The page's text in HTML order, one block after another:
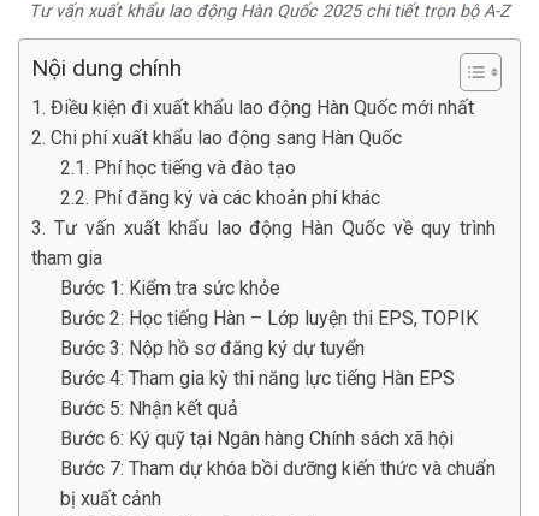
Tư vấn xuất khẩu lao động Hàn Quốc 2025 chi tiết trọn bộ A-Z
Nội dung chính
1. Điều kiện đi xuất khẩu lao động Hàn Quốc mới nhất
2. Chi phí xuất khẩu lao động sang Hàn Quốc
2.1. Phí học tiếng và đào tạo
2.2. Phí đăng ký và các khoản phí khác
3. Tư vấn xuất khẩu lao động Hàn Quốc về quy trình
tham gia
Bước 1: Kiểm tra sức khỏe
Bước 2: Học tiếng Hàn – Lớp luyện thi EPS, TOPIK
Bước 3: Nộp hồ sơ đăng ký dự tuyển
Bước 4: Tham gia kỳ thi năng lực tiếng Hàn EPS
Bước 5: Nhận kết quả
Bước 6: Ký quỹ tại Ngân hàng Chính sách xã hội
Bước 7: Tham dự khóa bồi dưỡng kiến thức và chuẩn
bị xuất cảnh